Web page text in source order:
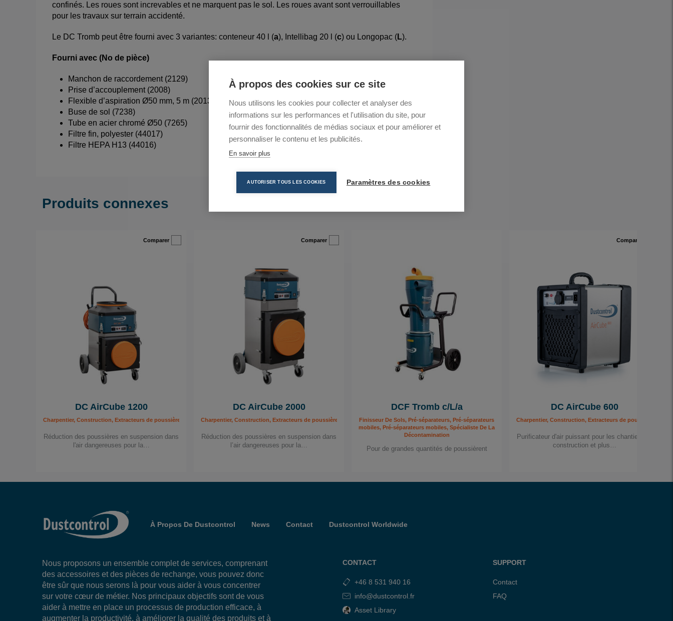
confinés. Les roues sont increvables et ne marquent pas le sol. Les roues avant sont verrouillables
pour les travaux sur terrain accidenté.
Le DC Tromb peut être fourni avec 3 variantes: conteneur 40 l (a), Intellibag 20 l (c) ou Longopac (L).
Fourni avec (No de pièce)
Manchon de raccordement (2129)
Prise d’accouplement (2008)
Flexible d’aspiration Ø50 mm, 5 m (2013)
Buse de sol (7238)
Tube en acier chromé Ø50 (7265)
Filtre fin, polyester (44017)
Filtre HEPA H13 (44016)
Produits connexes
Comparer
DC AirCube 1200
Charpentier, Construction, Extracteurs de poussière mobiles, Industrie, Peintre, Poseur De Revêtement Au Sol, Protection contre la poussière de silice, Purificateur d'air, Spécialiste De La Décontamination, Spécialiste Du Bâtiment
Réduction des poussières en suspension dans
l'air dangereuses pour la…
Comparer
DC AirCube 2000
Charpentier, Construction, Extracteurs de poussière mobiles, Industrie, Peintre, Poseur De Revêtement Au Sol, Protection contre la poussière de silice, Purificateur d'air,
Réduction des poussières en suspension dans
l’air dangereuses pour la…
DCF Tromb c/L/a
Finisseur De Sols, Pré-séparateurs, Pré-séparateurs
mobiles, Pré-séparateurs mobiles, Spécialiste De La
Décontamination
Pour de grandes quantités de poussièrent
Comparer
DC AirCube 600
Charpentier, Construction, Extracteurs de poussière
Purificateur d'air puissant pour les chantiers de
construction et plus…
À Propos De Dustcontrol News Contact Dustcontrol Worldwide
Nous proposons un ensemble complet de services, comprenant
des accessoires et des pièces de rechange, vous pouvez donc
être sûr que nous serons là pour vous aider à vous concentrer
sur votre cœur de métier. Nos principaux objectifs sont de vous
aider à mettre en place un processus de production efficace, à
augmenter la productivité, à améliorer la qualité des produits et à
CONTACT
+46 8 531 940 16
info@dustcontrol.fr
Asset Library
SUPPORT
Contact
FAQ
À propos des cookies sur ce site
Nous utilisons les cookies pour collecter et analyser des
informations sur les performances et l'utilisation du site, pour
fournir des fonctionnalités de médias sociaux et pour améliorer et
personnaliser le contenu et les publicités.
En savoir plus
AUTORISER TOUS LES COOKIES Paramètres des cookies